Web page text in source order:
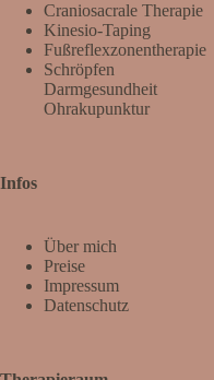
Craniosacrale Therapie
Kinesio-Taping
Fußreflexzonentherapie
Schröpfen
Darmgesundheit
Ohrakupunktur
Infos
Über mich
Preise
Impressum
Datenschutz